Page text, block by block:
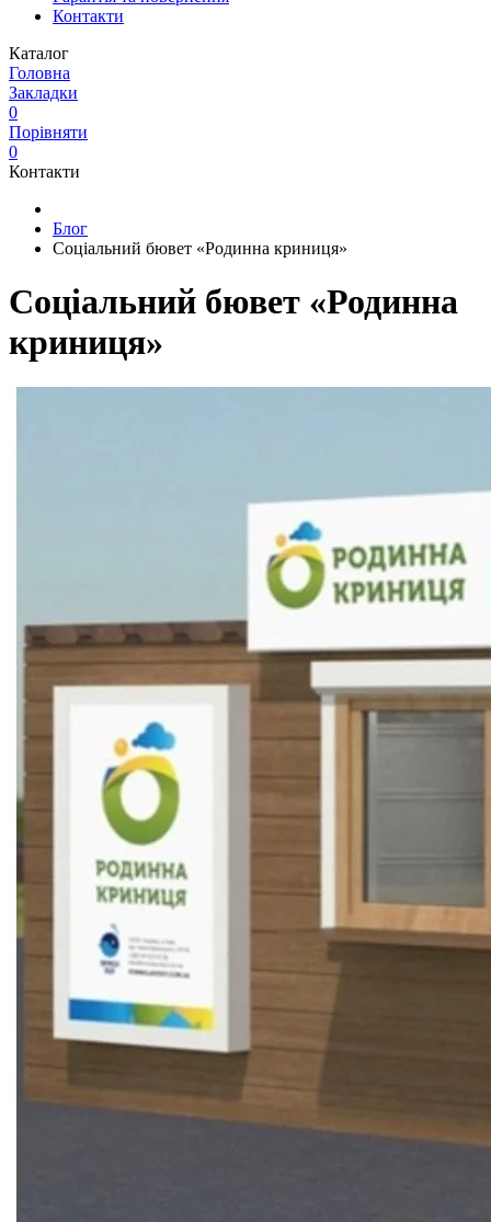
Контакти
Каталог
Головна
Закладки
0
Порівняти
0
Контакти
Блог
Соціальний бювет «Родинна криниця»
Соціальний бювет «Родинна
криниця»